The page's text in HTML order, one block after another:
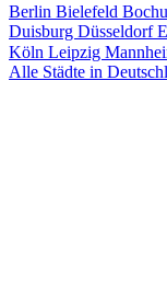
Berlin Bielefeld
Duisburg Düsseldorf
Köln Leipzig
Alle Städte in